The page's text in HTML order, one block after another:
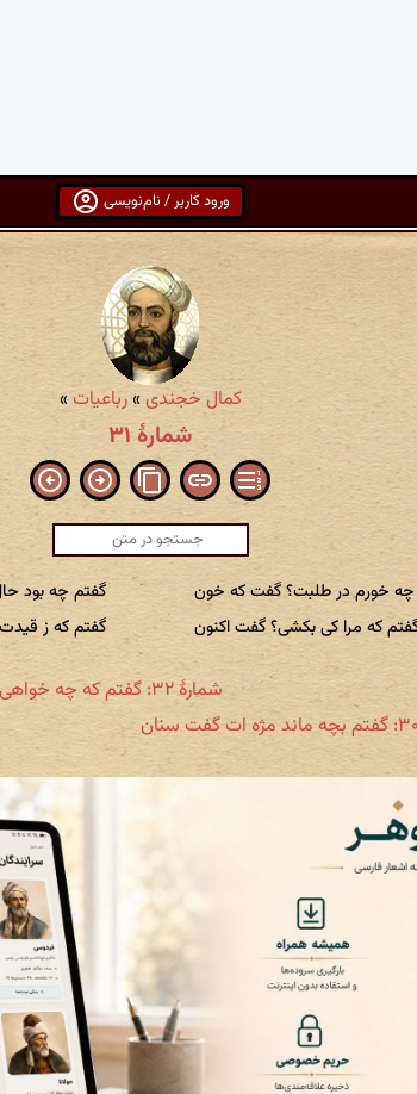
ورود کاربر / نام‌نویسی
کمال خجندی»رباعیات»
شمارهٔ ۳۱
چه خورم در طلبت؟ گفت که خون
گفتم چه بود
که مرا کی بکشی؟ گفت اکنون
گفتم که ز
شمارهٔ ۳۲: گفتم که چه خواهی که دهم گفت که جان